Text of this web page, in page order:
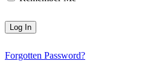
Forgotten Password?